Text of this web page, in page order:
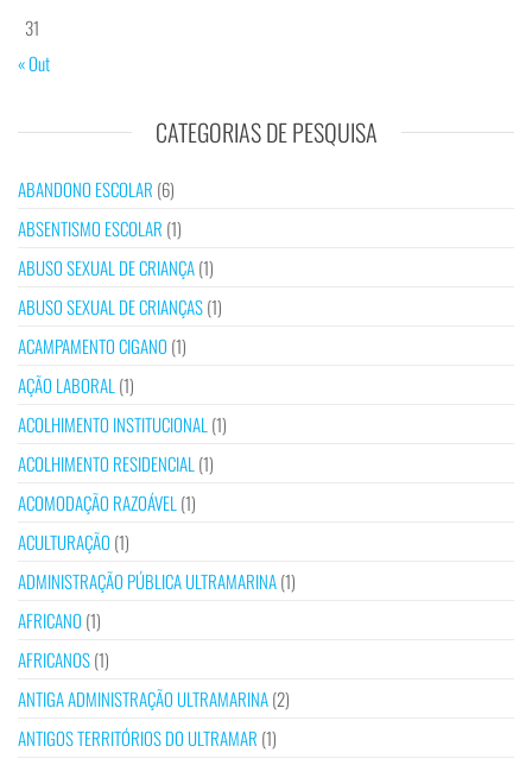
31
« Out
CATEGORIAS DE PESQUISA
ABANDONO ESCOLAR (6)
ABSENTISMO ESCOLAR (1)
ABUSO SEXUAL DE CRIANÇA(1)
ABUSO SEXUAL DE CRIANÇAS(1)
ACAMPAMENTO CIGANO (1)
AÇÃO LABORAL (1)
ACOLHIMENTO INSTITUCIONAL (1)
ACOLHIMENTO RESIDENCIAL (1)
ACOMODAÇÃO RAZOÁVEL (1)
ACULTURAÇÃO (1)
ADMINISTRAÇÃO PÚBLICA ULTRAMARINA(1)
AFRICANO (1)
AFRICANOS(1)
ANTIGA ADMINISTRAÇÃO ULTRAMARINA(2)
ANTIGOS TERRITÓRIOS DO ULTRAMAR (1)